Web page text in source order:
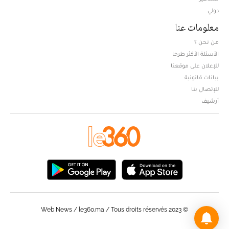
دولي
معلومات عنا
من نحن ؟
الأسئلة الأكثر طرحا
للإعلان على موقعنا
بيانات قانونية
للإتصال بنا
أرشيف
© Web News / le360.ma / Tous droits réservés 2023